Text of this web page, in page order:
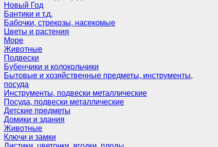
Новый Год
Бантики и т.д.
Бабочки, стрекозы, насекомые
Цветы и растения
Море
Животные
Подвески
Бубенчики и колокольчики
Бытовые и хозяйственные предметы, инструменты,
посуда
Инструменты, подвески металлические
Посуда, подвески металлические
Детские предметы
Домики и здания
Животные
Ключи и замки